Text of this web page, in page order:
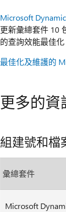
Microsoft
更新彙總套件 10
的查詢效能最佳
最佳化及維護的
更多的資
組建號和檔
彙總套件
Microsoft